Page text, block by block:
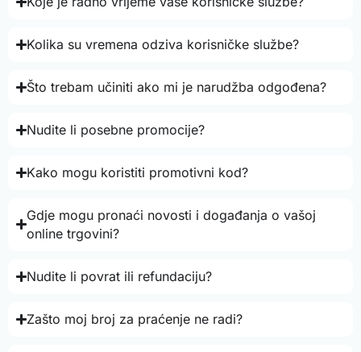
Kolika su vremena odziva korisničke službe?
Što trebam učiniti ako mi je narudžba odgođena?
Nudite li posebne promocije?
Kako mogu koristiti promotivni kod?
Gdje mogu pronaći novosti i događanja o vašoj
online trgovini?
Nudite li povrat ili refundaciju?
Zašto moj broj za praćenje ne radi?